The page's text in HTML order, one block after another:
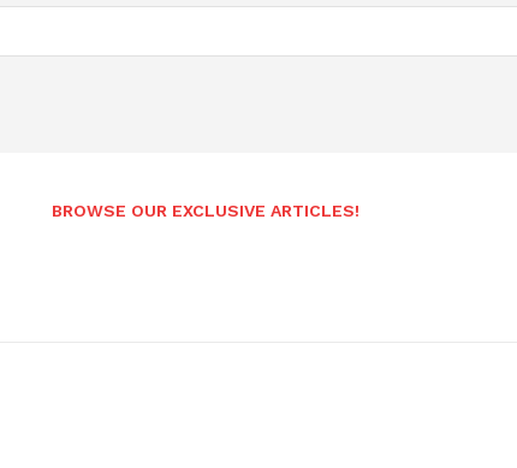
BROWSE OUR EXCLUSIVE ARTICLES!